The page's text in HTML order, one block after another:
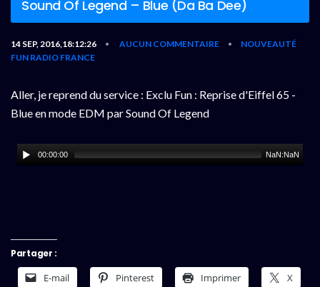
Sound Of Legend – Blue (Da Ba Dee)
14 SEP, 2016,18:12:26 • AUCUN COMMENTAIRE •
NOUVEAUTÉ
FUN RADIO FRANCE
Aller, je reprend du service : Exclu Fun : Reprise d'Eiffel 65 -
Blue en mode EDM par Sound Of Legend
00:00:00 NaN:NaN
Partager :
E-mail Pinterest Imprimer X